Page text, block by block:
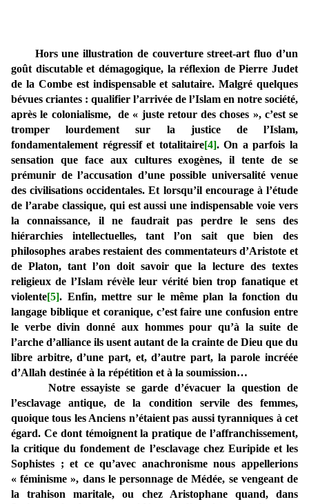
Hors une illustration de couverture street-art fluo d’un
goût discutable et démagogique, la réflexion de Pierre Judet
de la Combe est indispensable et salutaire. Malgré quelques
bévues criantes : qualifier l’arrivée de l’Islam en notre société,
après le colonialisme, de « juste retour des choses », c’est se
tromper lourdement sur la justice de l’Islam,
fondamentalement régressif et totalitaire[4]. On a parfois la
sensation que face aux cultures exogènes, il tente de se
prémunir de l’accusation d’une possible universalité venue
des civilisations occidentales. Et lorsqu’il encourage à l’étude
de l’arabe classique, qui est aussi une indispensable voie vers
la connaissance, il ne faudrait pas perdre le sens des
hiérarchies intellectuelles, tant l’on sait que bien des
philosophes arabes restaient des commentateurs d’Aristote et
de Platon, tant l’on doit savoir que la lecture des textes
religieux de l’Islam révèle leur vérité bien trop fanatique et
violente[5]. Enfin, mettre sur le même plan la fonction du
langage biblique et coranique, c’est faire une confusion entre
le verbe divin donné aux hommes pour qu’à la suite de
l’arche d’alliance ils usent autant de la crainte de Dieu que du
libre arbitre, d’une part, et, d’autre part, la parole incréée
d’Allah destinée à la répétition et à la soumission…
Notre essayiste se garde d’évacuer la question de
l’esclavage antique, de la condition servile des femmes,
quoique tous les Anciens n’étaient pas aussi tyranniques à cet
égard. Ce dont témoignent la pratique de l’affranchissement,
la critique du fondement de l’esclavage chez Euripide et les
Sophistes ; et ce qu’avec anachronisme nous appellerions
« féminisme », dans le personnage de Médée, se vengeant de
la trahison maritale, ou chez Aristophane quand, dans